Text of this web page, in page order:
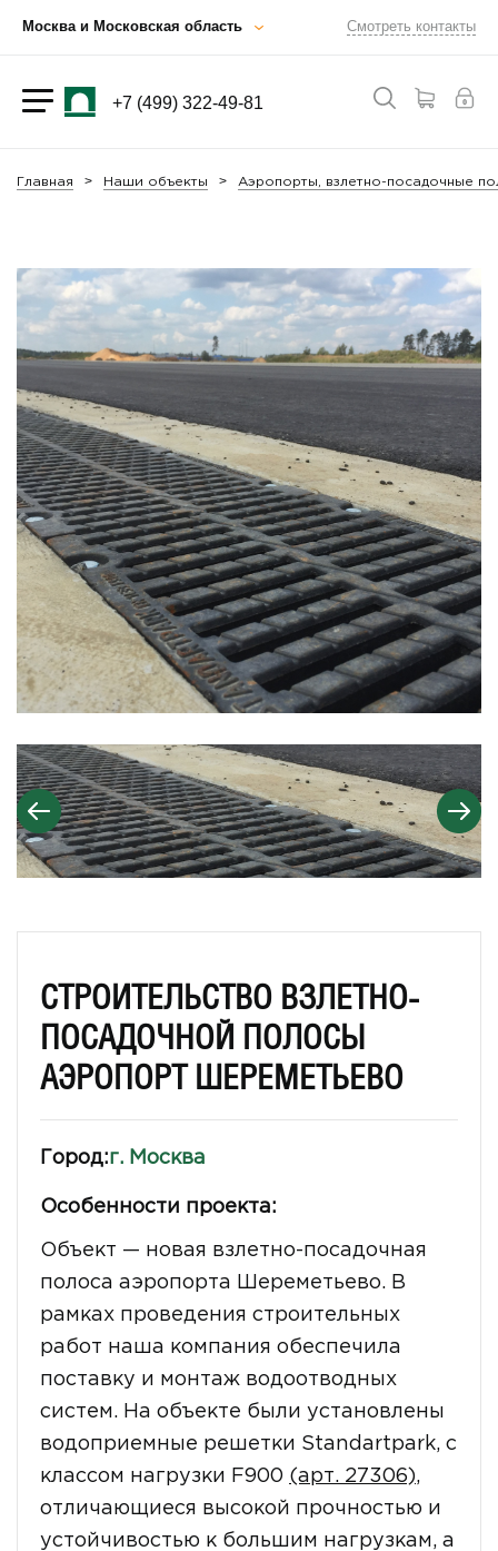
Москва и Московская область Смотреть контакты
+7 (499) 322-49-81
Главная Наши объекты Аэропорты, взлетно-посадочные
СТРОИТЕЛЬСТВО ВЗЛЕТНО-
ПОСАДОЧНОЙ ПОЛОСЫ
АЭРОПОРТ ШЕРЕМЕТЬЕВО
Город:г. Москва
Особенности проекта:
Объект — новая взлетно-посадочная
полоса аэропорта Шереметьево. В
рамках проведения строительных
работ наша компания обеспечила
поставку и монтаж водоотводных
систем. На объекте были установлены
водоприемные решетки Standartpark, с
классом нагрузки F900 (арт. 27306),
отличающиеся высокой прочностью и
устойчивостью к большим нагрузкам, а